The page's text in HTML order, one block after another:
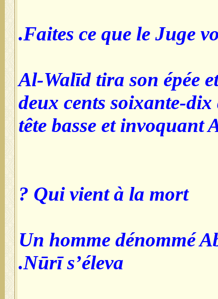
Faites ce que le Juge
Al-Walīd tira son épée
deux cents soixante-dix
tête basse et invoquant
Qui vient à la mort ?
Un homme dénommé
Nūrī s’éleva.